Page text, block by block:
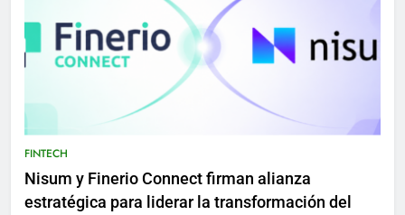
FINTECH
Nisum y Finerio Connect firman alianza
estratégica para liderar la transformación del